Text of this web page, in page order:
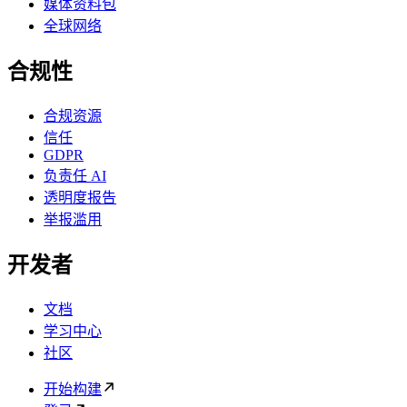
媒体资料包
全球网络
合规性
合规资源
信任
GDPR
负责任 AI
透明度报告
举报滥用
开发者
文档
学习中心
社区
开始构建